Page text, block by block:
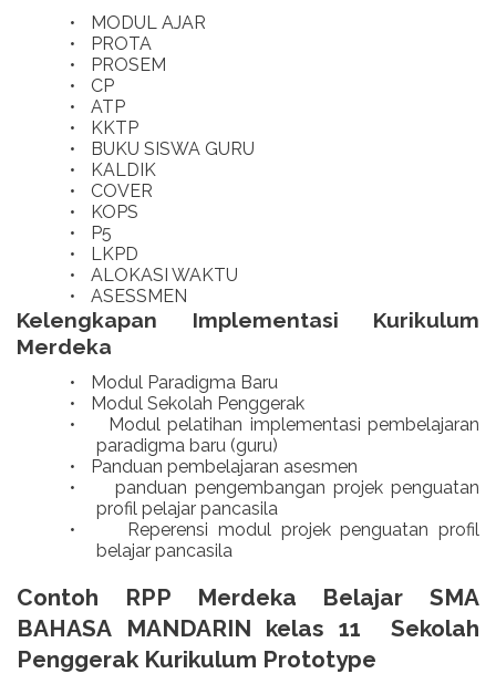
•
MODUL AJAR
•
PROTA
•
PROSEM
•
CP
•
ATP
•
KKTP
•
BUKU SISWA GURU
•
KALDIK
•
COVER
•
KOPS
•
P5
•
LKPD
•
ALOKASI WAKTU
•
ASESSMEN
Kelengkapan Implementasi Kurikulum
Merdeka
•
Modul Paradigma Baru
•
Modul Sekolah Penggerak
•
Modul pelatihan implementasi pembelajaran
paradigma baru (guru)
•
Panduan pembelajaran asesmen
•
panduan pengembangan projek penguatan
profil pelajar pancasila
•
Reperensi modul projek penguatan profil
belajar pancasila
Contoh RPP Merdeka Belajar SMA
BAHASA MANDARIN kelas 11 Sekolah
Penggerak Kurikulum Prototype